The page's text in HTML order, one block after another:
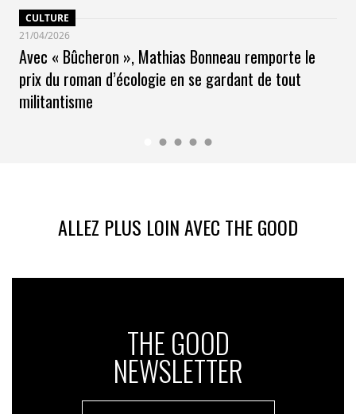
CULTURE
21/04/2026
Avec « Bûcheron », Mathias Bonneau remporte le
prix du roman d’écologie en se gardant de tout
militantisme
ALLEZ PLUS LOIN AVEC THE GOOD
THE GOOD
NEWSLETTER